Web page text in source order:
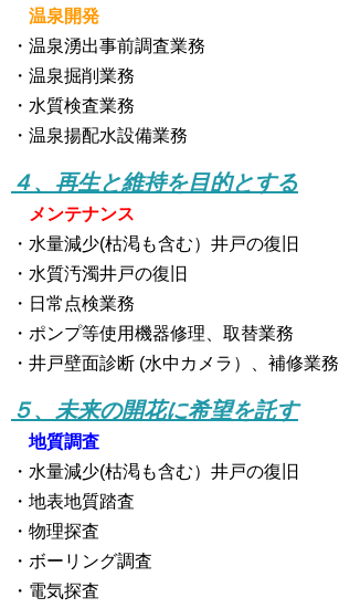
温泉開発
・温泉湧出事前調査業務
・温泉掘削業務
・水質検査業務
・温泉揚配水設備業務
４、再生と維持を目的とする
メンテナンス
・水量減少(枯渇も含む）井戸の復旧
・水質汚濁井戸の復旧
・日常点検業務
・ポンプ等使用機器修理、取替業務
・井戸壁面診断 (水中カメラ）、補修業務
５、未来の開花に希望を託す
地質調査
・水量減少(枯渇も含む）井戸の復旧
・地表地質踏査
・物理探査
・ボーリング調査
・電気探査